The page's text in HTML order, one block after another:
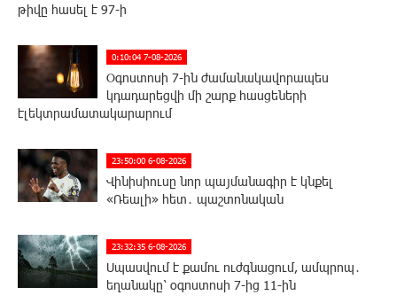
թիվը հասել է 97-ի
0:10:04 7-08-2026
Օգոստոսի 7-ին ժամանակավորապես
կդադարեցվի մի շարք հասցեների
էլեկտրամատակարարում
23:50:00 6-08-2026
Վինիսիուսը նոր պայմանագիր է կնքել
«Ռեալի» հետ․ պաշտոնական
23:32:35 6-08-2026
Սպասվում է քամու ուժգնացում, ամպրոպ․
եղանակը՝ օգոստոսի 7-ից 11-ին